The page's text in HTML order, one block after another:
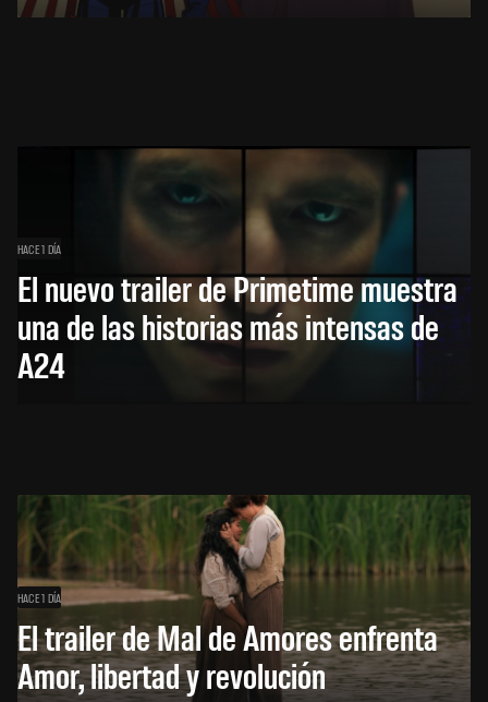
HACE 1 DÍA
El nuevo trailer de Primetime muestra
una de las historias más intensas de
A24
HACE 1 DÍA
El trailer de Mal de Amores enfrenta
Amor, libertad y revolución